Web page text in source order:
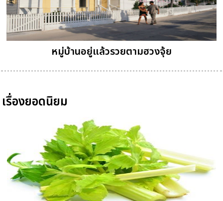
หมู่บ้านอยู่แล้วรวยตามฮวงจุ้ย
เรื่องยอดนิยม